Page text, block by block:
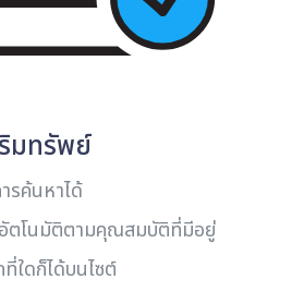
มทรัพย์
รค้นหาได้
ตโนมัติตามคุณสมบัติที่มีอยู่
ใดก็ได้บนไซต์